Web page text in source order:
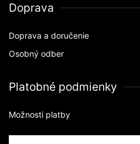
Doprava
Doprava a doručenie
Osobný odber
Platobné podmienky
Možnosti platby